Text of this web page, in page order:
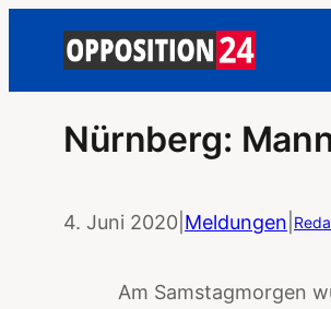
Nürnberg:
4. Juni 2020 Meldungen
Am Samstagmorgen